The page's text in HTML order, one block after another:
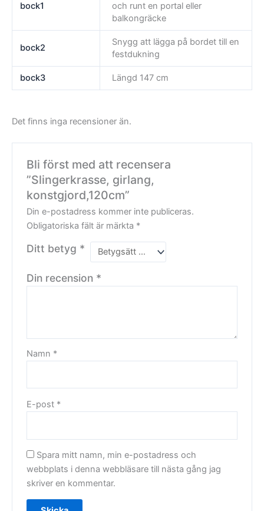
bock1
och runt en portal eller
balkongräcke
bock2
Snygg att lägga på bordet till en
festdukning
bock3 Längd 147 cm
Det finns inga recensioner än.
Bli först med att recensera
”Slingerkrasse, girlang,
konstgjord,120cm”
Din e-postadress kommer inte publiceras.
Obligatoriska fält är märkta *
Ditt betyg *
Din recension *
Namn *
E-post *
Spara mitt namn, min e-postadress och
webbplats i denna webbläsare till nästa gång jag
skriver en kommentar.